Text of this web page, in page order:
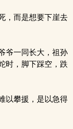
，而是想要下崖去
爷一同长大，祖孙
时，脚下踩空，跌
以攀援，是以急得